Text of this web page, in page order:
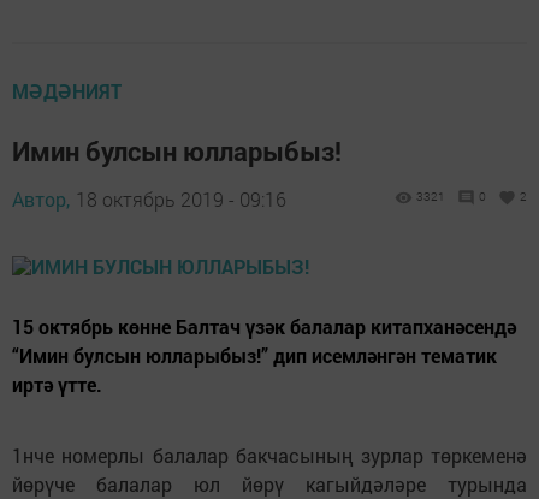
МӘДӘНИЯТ
Имин булсын юлларыбыз!
Автор, 18 октябрь 2019 - 09:16 3321 0 2
15 октябрь көнне Балтач үзәк балалар китапханәсендә
“Имин булсын юлларыбыз!” дип исемләнгән тематик
иртә үтте.
1нче номерлы балалар бакчасының зурлар төркеменә
йөрүче балалар юл йөрү кагыйдәләре турында